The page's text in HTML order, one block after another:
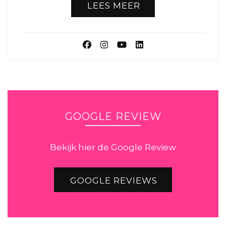
LEES MEER
GOOGLE REVIEW
Bekijk hier de Google Review
GOOGLE REVIEWS